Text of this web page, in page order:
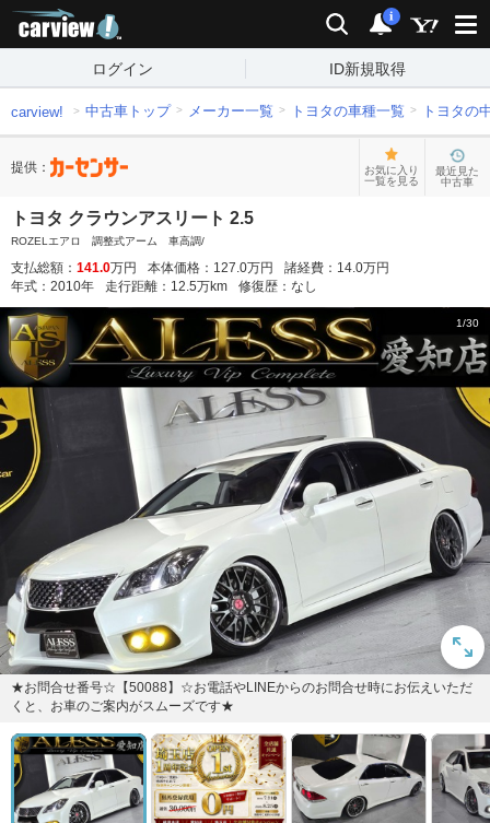
検索 通知
i
ログイン ID新規取得
carview! 中古車トップ メーカー一覧 トヨタの車種一覧 トヨタの
提供：
お気に入り
一覧を見る
最近見た
中古車
トヨタ クラウンアスリート 2.5
ROZELエアロ 調整式アーム 車高調/
支払総額： 141.0万円 本体価格： 127.0万円 諸経費： 14.0万円
年式： 2010年 走行距離： 12.5万km 修復歴： なし
1/30
★お問合せ番号☆【50088】☆お電話やLINEからのお問合せ時にお伝えいただ
くと、お車のご案内がスムーズです★